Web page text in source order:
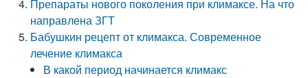
Препараты нового поколения при климаксе. На что
направлена ЗГТ
Бабушкин рецепт от климакса. Современное
лечение климакса
В какой период начинается климакс